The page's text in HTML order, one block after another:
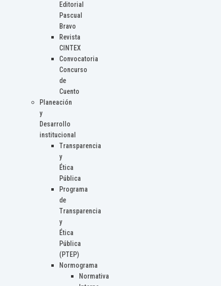
Editorial
Pascual
Bravo
Revista
CINTEX
Convocatoria
Concurso
de
Cuento
Planeación
y
Desarrollo
institucional
Transparencia
y
Ética
Pública
Programa
de
Transparencia
y
Ética
Pública
(PTEP)
Normograma
Normativa